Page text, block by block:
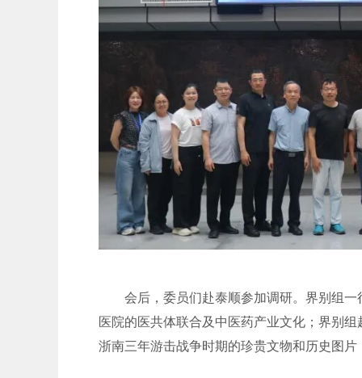
会后，委员们赴泰顺参加调研。界别组
医院的医共体联合及中医药产业文化；界别
浙南三年游击战争时期的珍贵文物和历史图